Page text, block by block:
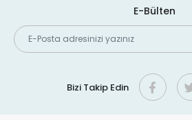
E-Bülten
Bizi Takip Edin